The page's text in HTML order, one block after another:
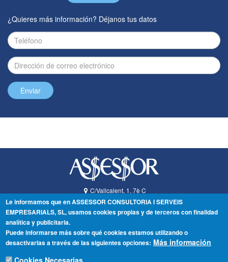
¿Quieres más información? Déjanos tus datos
Enviar
C/Vallcalent, 1, 7è C
25006LleidaLleida
assessor@assessor.cat
Le informamos que en ASSESSOR CONSULTORIA I SERVEIS
EMPRESARIALS, SL, usamos cookies propias y de terceros con finalidad
analítica y publicitaria.
Puede informarse más sobre qué cookies estamos utilizando o
desactivarlas a través de las siguientes opciones: Más información
Cookies Necesarias